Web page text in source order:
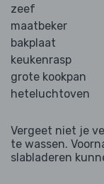
zeef
maatbeker
bakplaat
keukenrasp
grote kookpan
heteluchtoven
Vergeet niet je
te wassen.
slabladeren